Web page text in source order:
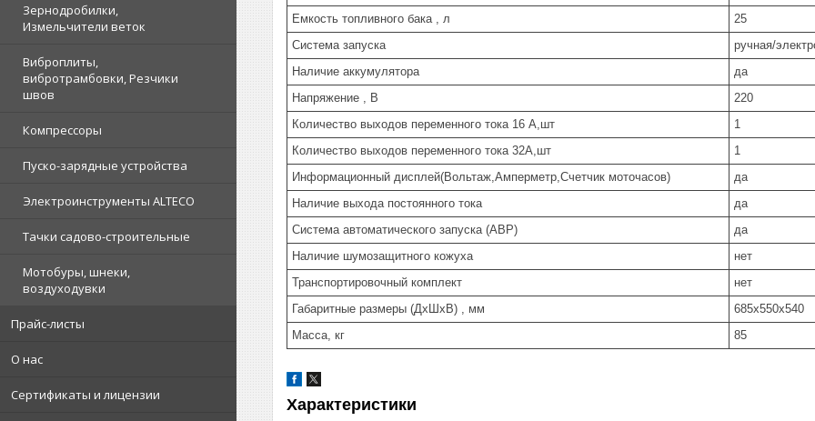
Зернодробилки,
Измельчители веток
Виброплиты,
вибротрамбовки, Резчики
швов
Компрессоры
Пуско-зарядные устройства
Электроинструменты ALTECO
Тачки садово-строительные
Мотобуры, шнеки,
воздуходувки
Прайс-листы
О нас
Сертификаты и лицензии
Емкость топливного бака , л
25
Система запуска
ручная/
Наличие аккумулятора
да
Напряжение , В
220
Количество выходов переменного тока 16 А,шт
1
Количество выходов переменного тока 32А,шт
1
Информационный дисплей(Вольтаж,Амперметр,Счетчик моточасов)
да
Наличие выхода постоянного тока
да
Система автоматического запуска (АВР)
да
Наличие шумозащитного кожуха
нет
Транспортировочный комплект
нет
Габаритные размеры (ДхШхВ) , мм
685х550х540
Масса, кг
85
Характеристики